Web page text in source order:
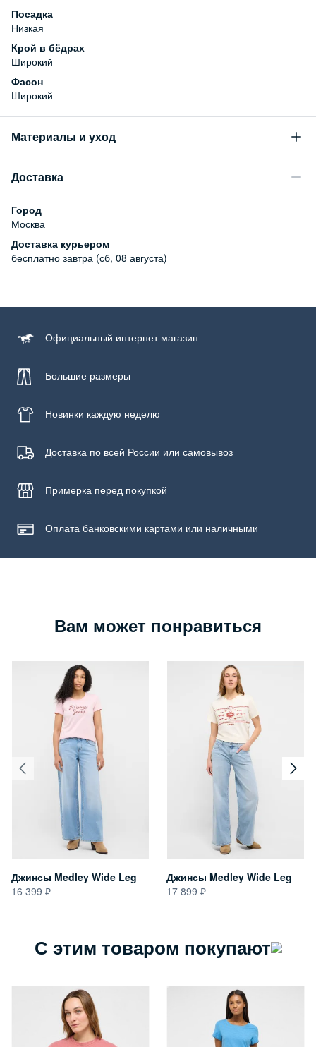
Посадка
Низкая
Крой в бёдрах
Широкий
Фасон
Широкий
Материалы и уход
99% хлопок, 1% эластан
Бережная стирка при температуре не более 30С, химчистка
запрещена, отбеливание запрещено, машинная сушка
запрещена
Доставка
Город
Москва
Доставка курьером
бесплатно завтра (сб, 08 августа)
Официальный интернет магазин
Большие размеры
Новинки каждую неделю
Доставка по всей России или самовывоз
Примерка перед покупкой
Оплата банковскими картами или наличными
Вам может понравиться
Джинсы Medley Wide Leg
16 399
Джинсы Medley Wide Leg
17 899
С этим товаром покупают